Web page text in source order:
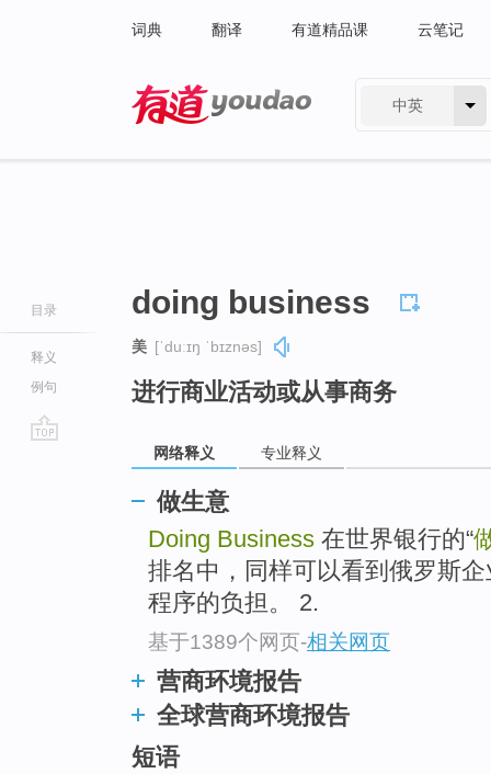
词典 翻译 有道精品课 云笔记
中英
目录
释义
例句
doing business
美 [ˈduːɪŋ ˈbɪznəs]
进行商业活动或从事商务
网络释义 专业释义
做生意
Doing Business 在世界银行的“
排名中，同样可以看到俄罗斯
程序的负担。 2.
基于1389个网页-相关网页
营商环境报告
全球营商环境报告
短语